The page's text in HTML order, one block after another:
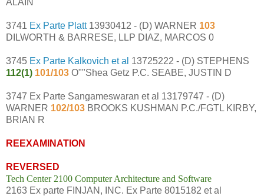
3741 Ex Parte Platt13930412 - (D) WARNER 103
DILWORTH & BARRESE, LLP DIAZ, MARCOS 0
3745 Ex Parte Kalkovich et al 13725222 - (D) STEPHENS
112(1) 101/103 O""Shea Getz P.C. SEABE, JUSTIN D
3747 Ex Parte Sangameswaran et al 13179747 - (D)
WARNER 102/103 BROOKS KUSHMAN P.C./FGTL KIRBY,
BRIAN R
REEXAMINATION
REVERSED
Tech Center 2100 Computer Architecture and Software
2163 Ex parte FINJAN, INC. Ex Parte 8015182 et al